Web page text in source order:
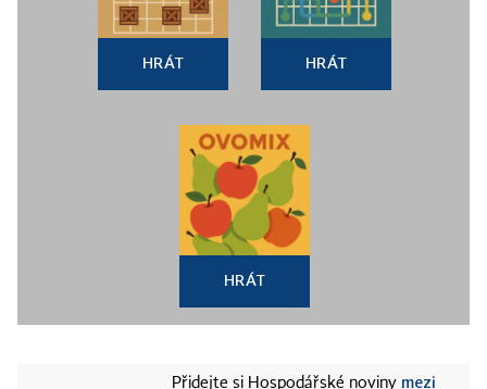
HRÁT HRÁT
HRÁT
Přidejte si Hospodářské noviny mezi